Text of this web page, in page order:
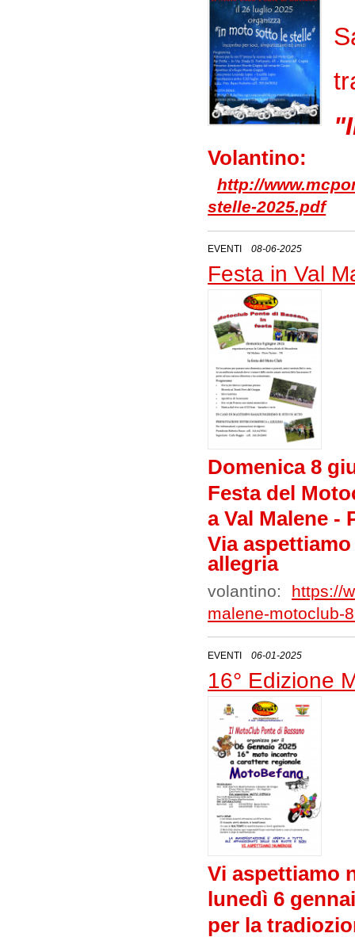
Volantino:
http://
stelle-2025.pdf
EVENTI 08-06-2025
Festa in Val
Domenica 8
Festa del
a Val Malene -
Via
allegria
volantino: https://
malene-motoclub-
EVENTI 06-01-2025
16° Edizione
Vi aspettiamo
lunedì 6
per la